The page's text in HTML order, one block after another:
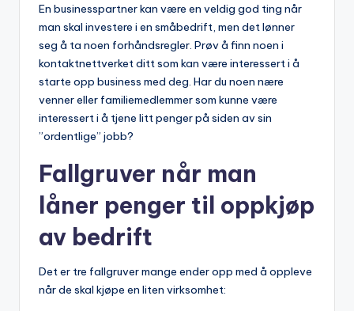
En businesspartner kan være en veldig god ting når
man skal investere i en småbedrift, men det lønner
seg å ta noen forhåndsregler. Prøv å finn noen i
kontaktnettverket ditt som kan være interessert i å
starte opp business med deg. Har du noen nære
venner eller familiemedlemmer som kunne være
interessert i å tjene litt penger på siden av sin
”ordentlige” jobb?
Fallgruver når man
låner penger til oppkjøp
av bedrift
Det er tre fallgruver mange ender opp med å oppleve
når de skal kjøpe en liten virksomhet: